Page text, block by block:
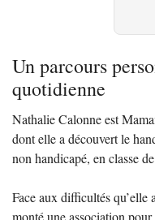
Un parcours
quotidienne
Nathalie Calonne est
dont elle a découvert le
non handicapé, en classe
Face aux difficultés qu’elle
monté une association